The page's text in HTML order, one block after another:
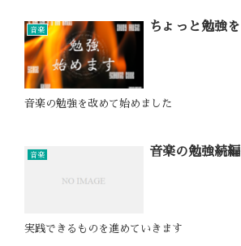
音楽 ちょっと勉強を
音楽の勉強を改めて始めました
音楽 音楽の勉強続編
実践できるものを進めていきます